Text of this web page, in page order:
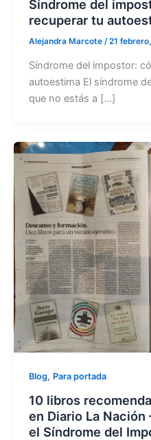
Síndrome del
recuperar tu
Alejandra Marcote /21
Síndrome del impostor:
autoestima El síndrome
que no estás a […]
Blog, Para portada
10 libros
en Diario La
el Síndrome del